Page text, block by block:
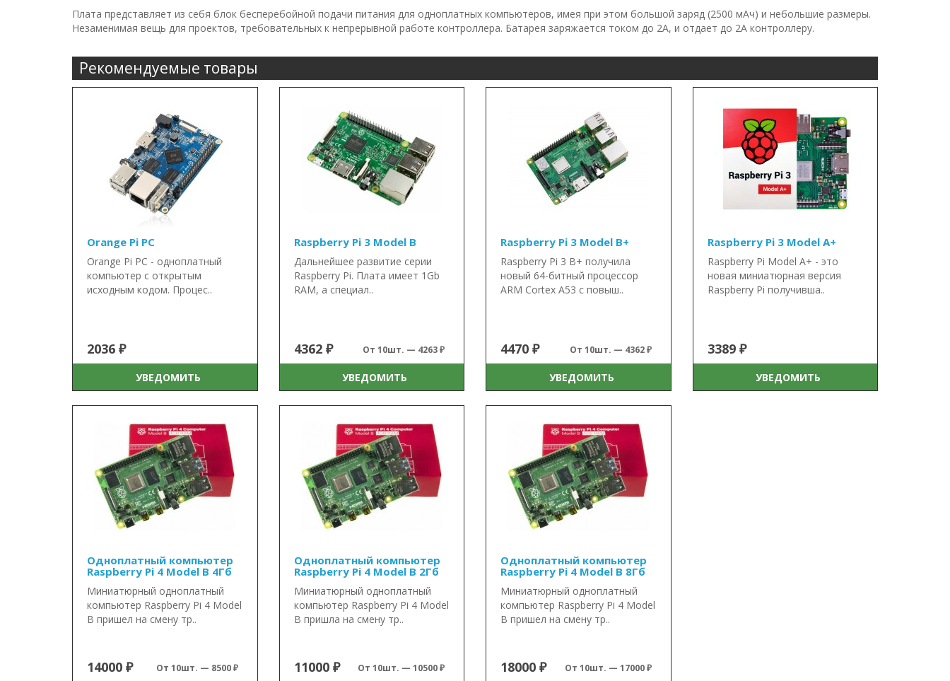
Плата представляет из себя блок бесперебойной подачи питания для одноплатных компьютеров, имея при этом большой заряд (2500 мАч) и небольшие размеры.
Незаменимая вещь для проектов, требовательных к непрерывной работе контроллера. Батарея заряжается током до 2А, и отдает до 2А контроллеру.
Рекомендуемые товары
Orange Pi PC
Orange Pi PC - одноплатный
компьютер с открытым
исходным кодом. Процес..
2036 ₽
УВЕДОМИТЬ
Raspberry Pi 3 Model B
Дальнейшее развитие серии
Raspberry Pi. Плата имеет 1Gb
RAM, а специал..
4362 ₽ От 10шт. — 4263 ₽
УВЕДОМИТЬ
Raspberry Pi 3 Model B+
Raspberry Pi 3 B+ получила
новый 64-битный процессор
ARM Cortex A53 с повыш..
4470 ₽ От 10шт. — 4362 ₽
УВЕДОМИТЬ
Raspberry Pi 3 Model A+
Raspberry Pi Model A+ - это
новая миниатюрная версия
Raspberry Pi получивша..
3389 ₽
УВЕДОМИТЬ
Одноплатный компьютер
Raspberry Pi 4 Model B 4Гб
Миниатюрный одноплатный
компьютер Raspberry Pi 4 Model
B пришел на смену тр..
14000 ₽ От 10шт. — 8500 ₽
Одноплатный компьютер
Raspberry Pi 4 Model B 2Гб
Миниатюрный одноплатный
компьютер Raspberry Pi 4 Model
B пришла на смену тр..
11000 ₽ От 10шт. — 10500 ₽
Одноплатный компьютер
Raspberry Pi 4 Model B 8Гб
Миниатюрный одноплатный
компьютер Raspberry Pi 4 Model
B пришел на смену тр..
18000 ₽ От 10шт. — 17000 ₽